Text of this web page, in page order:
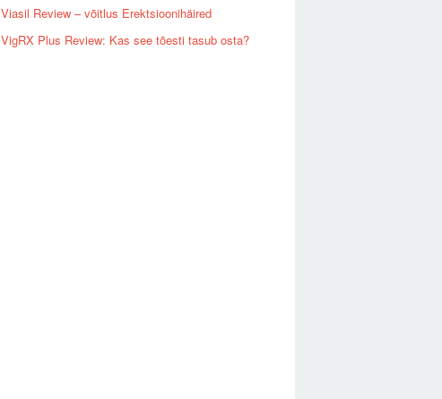
Viasil Review – võitlus Erektsioonihäired
VigRX Plus Review: Kas see tõesti tasub osta?